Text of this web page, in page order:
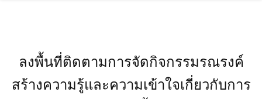
ลงพื้นที่ติดตามการจัดกิจกรรมรณรงค์
สร้างความรู้และความเข้าใจเกี่ยวกับการ